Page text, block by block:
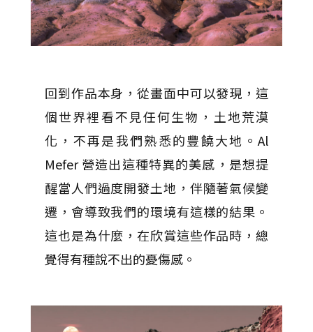
回到作品本身，從畫面中可以發現，這
個世界裡看不見任何生物，土地荒漠
化，不再是我們熟悉的豐饒大地。Al
Mefer 營造出這種特異的美感，是想提
醒當人們過度開發土地，伴隨著氣候變
遷，會導致我們的環境有這樣的結果。
這也是為什麼，在欣賞這些作品時，總
覺得有種說不出的憂傷感。